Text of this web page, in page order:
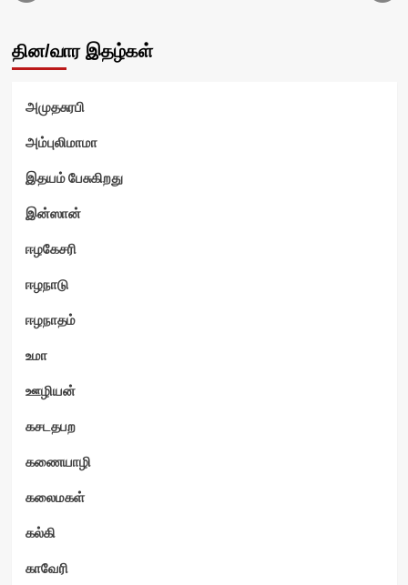
தின/வார இதழ்கள்
அமுதசுரபி
அம்புலிமாமா
இதயம் பேசுகிறது
இன்ஸான்
ஈழகேசரி
ஈழநாடு
ஈழநாதம்
உமா
ஊழியன்
கசடதபற
கணையாழி
கலைமகள்
கல்கி
காவேரி